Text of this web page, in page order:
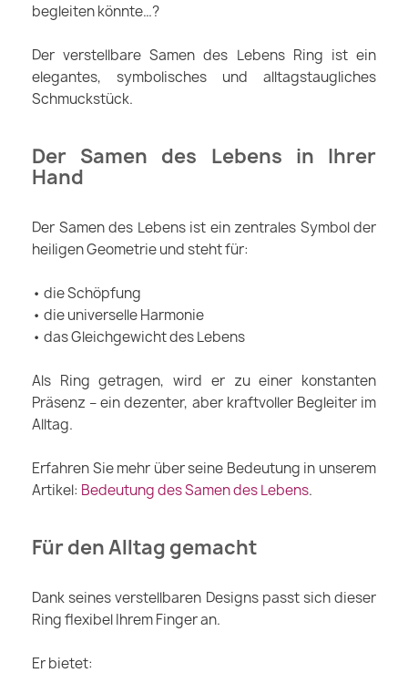
begleiten könnte…?
Der verstellbare Samen des Lebens Ring ist ein
elegantes, symbolisches und alltagstaugliches
Schmuckstück.
Der Samen des Lebens in Ihrer
Hand
Der Samen des Lebens ist ein zentrales Symbol der
heiligen Geometrie und steht für:
• die Schöpfung
• die universelle Harmonie
• das Gleichgewicht des Lebens
Als Ring getragen, wird er zu einer konstanten
Präsenz – ein dezenter, aber kraftvoller Begleiter im
Alltag.
Erfahren Sie mehr über seine Bedeutung in unserem
Artikel: Bedeutung des Samen des Lebens.
Für den Alltag gemacht
Dank seines verstellbaren Designs passt sich dieser
Ring flexibel Ihrem Finger an.
Er bietet: